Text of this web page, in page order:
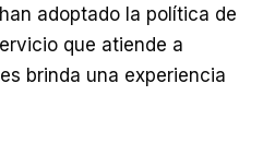
adoptado la política de
que atiende a
brinda una experiencia